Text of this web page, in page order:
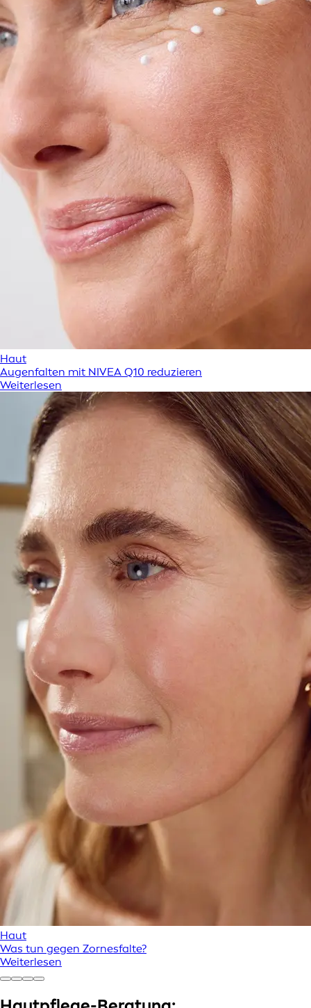
Haut
Augenfalten mit NIVEA Q10 reduzieren
Weiterlesen
Haut
Was tun gegen Zornesfalte?
Weiterlesen